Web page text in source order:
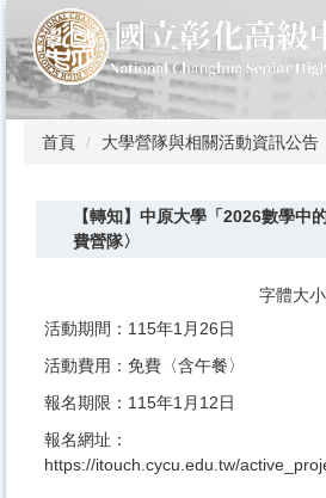
到
主
要
內
首頁 大學營隊與相關活動資訊公告
【轉知】中原大學「2026數學中
費營隊〉
字體大
活動期間：115年1月26日
活動費用：免費〈含午餐〉
報名期限：115年1月12日
報名網址：
https://itouch.cycu.edu.tw/